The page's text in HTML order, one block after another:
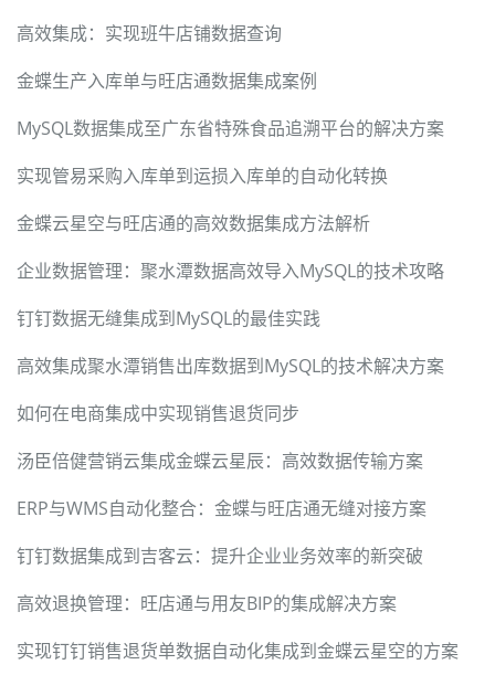
高效集成：实现班牛店铺数据查询
金蝶生产入库单与旺店通数据集成案例
MySQL数据集成至广东省特殊食品追溯平台的解决方案
实现管易采购入库单到运损入库单的自动化转换
金蝶云星空与旺店通的高效数据集成方法解析
企业数据管理：聚水潭数据高效导入MySQL的技术攻略
钉钉数据无缝集成到MySQL的最佳实践
高效集成聚水潭销售出库数据到MySQL的技术解决方案
如何在电商集成中实现销售退货同步
汤臣倍健营销云集成金蝶云星辰：高效数据传输方案
ERP与WMS自动化整合：金蝶与旺店通无缝对接方案
钉钉数据集成到吉客云：提升企业业务效率的新突破
高效退换管理：旺店通与用友BIP的集成解决方案
实现钉钉销售退货单数据自动化集成到金蝶云星空的方案